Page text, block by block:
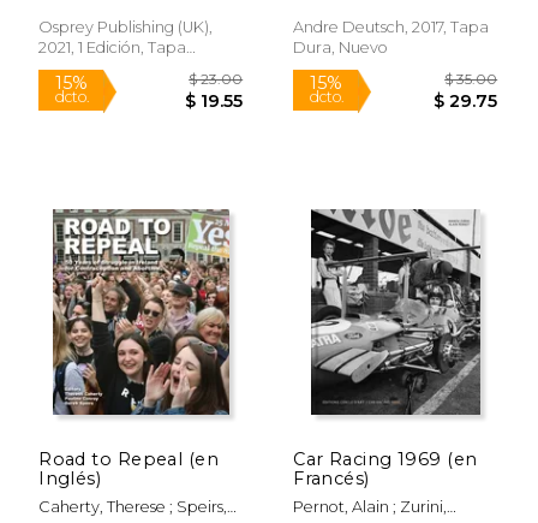
15% $ 23.00 15%
Osprey Publishing (UK),
2021, 1 Edición, Tapa
Blanda, Nuevo
Andre Deutsch, 2017, Tapa
Dura, Nuevo
Road to Repeal (en
Inglés)
Caherty, Therese ; Speirs,
Car Racing 1969 (en
Francés)
Pernot, Alain ; Zurini,